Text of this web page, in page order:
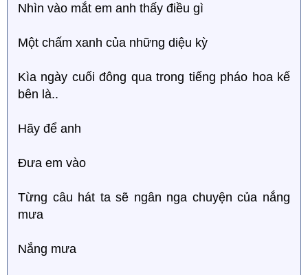
Nhìn vào mắt em anh thấy điều gì
Một chấm xanh của những diệu kỳ
Kìa ngày cuối đông qua trong tiếng pháo hoa kế
bên là..
Hãy để anh
Đưa em vào
Từng câu hát ta sẽ ngân nga chuyện của nắng
mưa
Nắng mưa